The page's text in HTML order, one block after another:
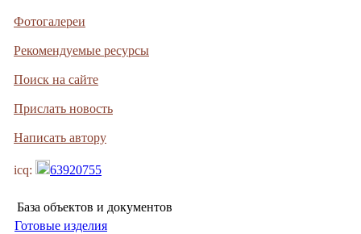
Фотогалереи
Рекомендуемые ресурсы
Поиск на сайте
Прислать новость
Написать автору
icq: 63920755
База объектов и документов
Готовые изделия